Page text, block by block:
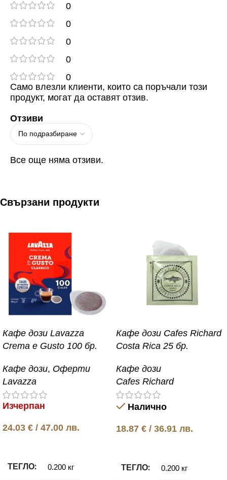
0
0
0
0
0
Отзиви
Все още няма отзиви.
Само влезли клиенти, които са поръчали този
продукт, могат да оставят отзив.
Свързани продукти
Кафе дози Lavazza
Crema e Gusto 100 бр.
Кафе дози, Оферти
Lavazza
Изчерпан
24.03 € / 47.00 лв.
ТЕГЛО 0.200 кг
Кафе дози Cafes Richard
Costa Rica 25 бр.
Кафе дози
Cafes Richard
Налично
18.87 € / 36.91 лв.
ТЕГЛО 0.200 кг